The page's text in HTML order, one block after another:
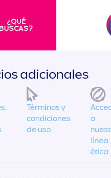
¿QUÉ
adicionales
Términos y
condiciones
de uso
a
línea
ética